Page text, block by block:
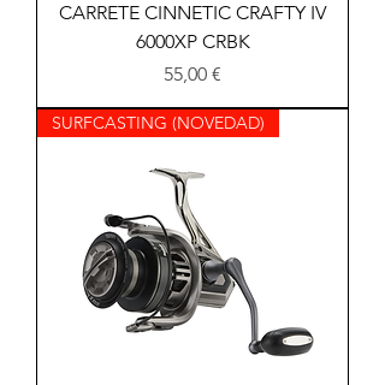
CARRETE CINNETIC CRAFTY IV
6000XP CRBK
Precio
55,00 €
SURFCASTING (NOVEDAD)